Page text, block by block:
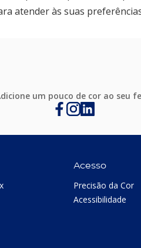
atender às suas
um pouco de cor ao seu
Acesso
Precisão da Cor
Acessibilidade